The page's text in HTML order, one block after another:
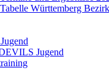
Tabelle Württemberg
Jugend